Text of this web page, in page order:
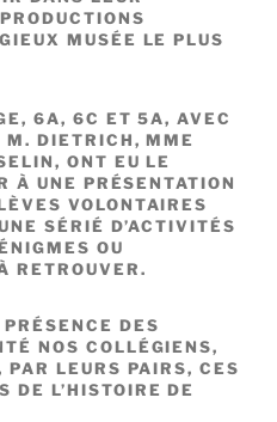
MUSÉE LE PLUS
6A, 6C ET 5A, AVEC
M. DIETRICH, MME
ONT EU LE
À UNE PRÉSENTATION
VOLONTAIRES
SÉRIÉ D’ACTIVITÉS
OU
RETROUVER.
DES
NOS COLLÉGIENS,
LEURS PAIRS, CES
DE L’HISTOIRE DE